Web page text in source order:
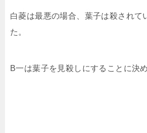
白菱は最悪の場合、葉子は殺されて
た。
B一は葉子を見殺しにすることに決め